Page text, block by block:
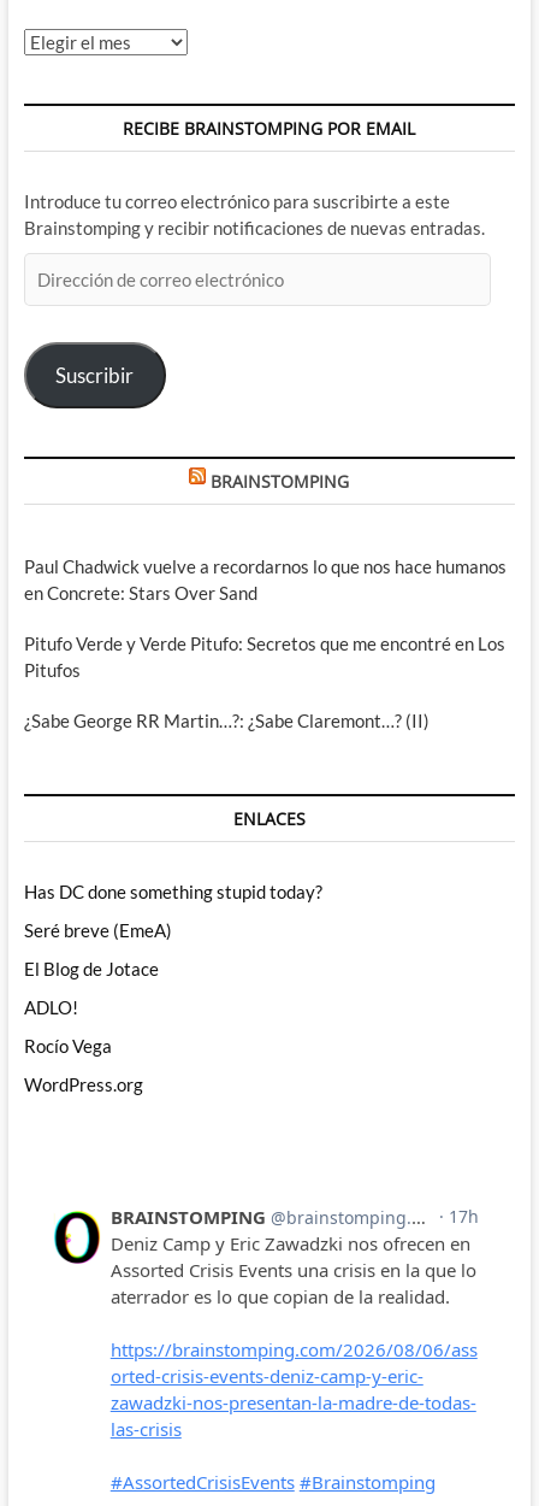
Archivos
RECIBE BRAINSTOMPING POR EMAIL
Introduce tu correo electrónico para suscribirte a este
Brainstomping y recibir notificaciones de nuevas entradas.
de
electrónico
Suscribir
BRAINSTOMPING
Paul Chadwick vuelve a recordarnos lo que nos hace humanos
en Concrete: Stars Over Sand
Pitufo Verde y Verde Pitufo: Secretos que me encontré en Los
Pitufos
¿Sabe George RR Martin…?: ¿Sabe Claremont…? (II)
ENLACES
Has DC done something stupid today?
Seré breve (EmeA)
El Blog de Jotace
ADLO!
Rocío Vega
WordPress.org